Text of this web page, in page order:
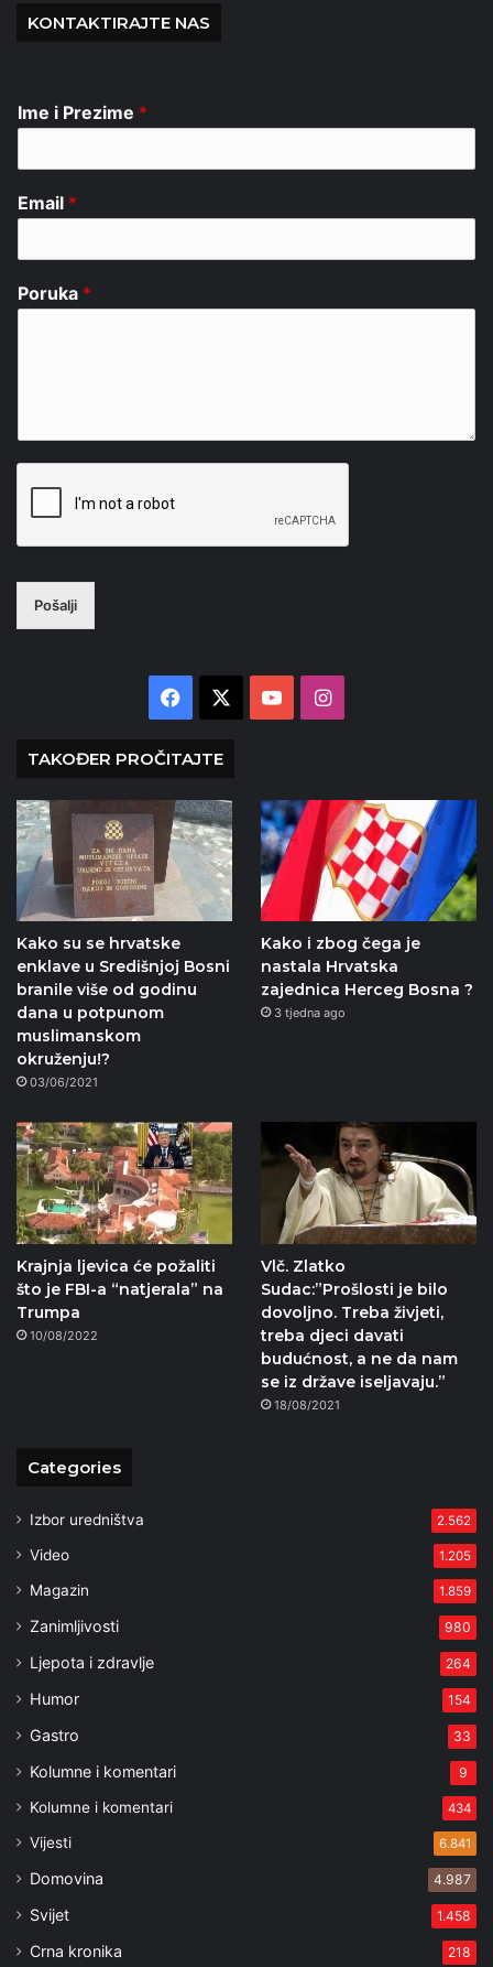
KONTAKTIRAJTE NAS
Ime i Prezime *
Email *
Poruka *
Pošalji
Facebook YouTubeInstagram
TAKOĐER PROČITAJTE
Kako su se hrvatske
enklave u Središnjoj Bosni
branile više od godinu
dana u potpunom
muslimanskom
okruženju!?
03/06/2021
Kako i zbog čega je
nastala Hrvatska
zajednica Herceg Bosna ?
3 tjedna ago
Krajnja ljevica će požaliti
što je FBI-a “natjerala” na
Trumpa
10/08/2022
Vlč. Zlatko
Sudac:”Prošlosti je bilo
dovoljno. Treba živjeti,
treba djeci davati
budućnost, a ne da nam
se iz države iseljavaju.”
18/08/2021
Categories
Izbor uredništva 2.562
Video 1.205
Magazin 1.859
Zanimljivosti 980
Ljepota i zdravlje 264
Humor 154
Gastro 33
Kolumne i komentari 9
Kolumne i komentari 434
Vijesti 6.841
Domovina 4.987
Svijet 1.458
Crna kronika 218